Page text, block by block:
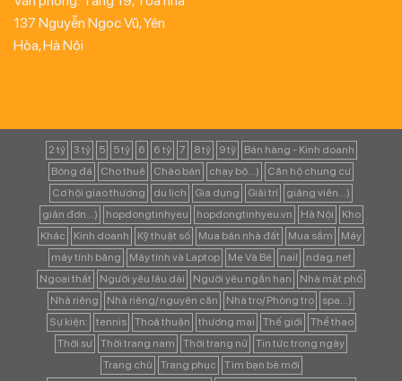
137 Nguyễn Ngọc Vũ, Yên
Hòa, Hà Nội
2 tỷ 3 tỷ 5 5 tỷ 6 6 tỷ 7 8 tỷ 9 tỷ
Bán hàng - Kinh doanh
Bóng đá
Cho thuê Chào bán chạy bộ...)
Căn hộ chung cư
Cơ hội giao thương
du lịch Gia dụng Giải trí
giảng viên...)
giản đơn...)
hopdongtinhyeu hopdongtinhyeu.vn Hà Nội
Kho
Khác
Kinh doanh Kỹ thuật số Mua bán nhà đất Mua sắm
Máy
máy tính bảng
Máy tính và Laptop Mẹ Và Bé nail
ndag.net
Ngoại thất
Người yêu lâu dài Người yêu ngắn hạn
Nhà mặt phố
Nhà riêng
Nhà riêng/ nguyên căn Nhà trọ/ Phòng trọ
spa...)
Sự kiện:
tennis Thoả thuận thương mại Thế giới
Thể thao
Thời sự
Thời trang nam Thời trang nữ
Tin tức trong ngày
Trang chủ
Trang phục
Tìm bạn bè mới